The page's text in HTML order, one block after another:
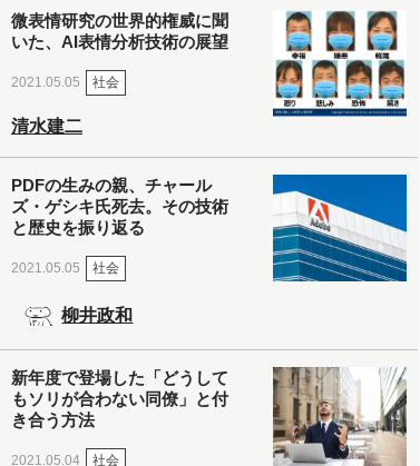
微表情研究の世界的権威に聞
いた、AI表情分析技術の展望
2021.05.05 社会
清水建二
PDFの生みの親、チャール
ズ・ゲシキ氏死去。その技術
と歴史を振り返る
2021.05.05 社会
柳井政和
新年度で登場した「どうして
もソリが合わない同僚」と付
き合う方法
2021.05.04 社会